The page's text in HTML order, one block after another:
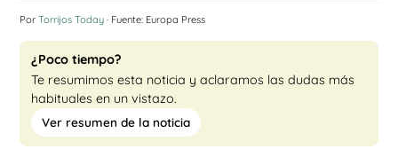
Por Torrijos Today · Fuente: Europa Press
¿Poco tiempo?
Te resumimos esta noticia y aclaramos las dudas más
habituales en un vistazo.
Ver resumen de la noticia